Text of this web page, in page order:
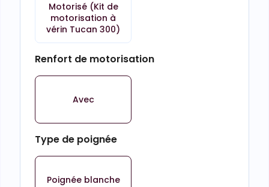
Motorisé (Kit de
motorisation à
vérin Tucan 300)
Renfort de motorisation
Avec
Type de poignée
Poignée blanche